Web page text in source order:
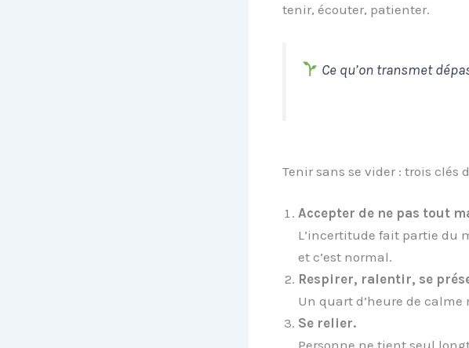
tenir, écouter, patienter.
Ce qu’on transmet
Tenir sans se vider : trois clés
Accepter de ne pas tout
L’incertitude fait partie du
et c’est normal.
Respirer, ralentir, se
Un quart d’heure de
Se relier.